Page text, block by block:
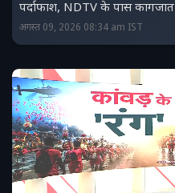
पर्दाफाश, NDTV के पास कागजात
अगस्त 09, 2026 08:34 am IST